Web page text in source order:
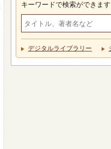
キーワードで検索ができます
デジタルライブラリー